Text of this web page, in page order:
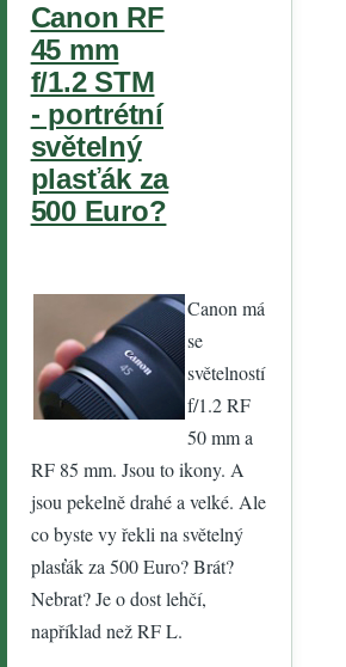
Canon RF
45 mm
f/1.2 STM
- portrétní
světelný
plasťák za
500 Euro?
Canon má
se
světelností
f/1.2 RF
50 mm a
RF 85 mm. Jsou to ikony. A
jsou pekelně drahé a velké. Ale
co byste vy řekli na světelný
plasťák za 500 Euro? Brát?
Nebrat? Je o dost lehčí,
například než RF L.